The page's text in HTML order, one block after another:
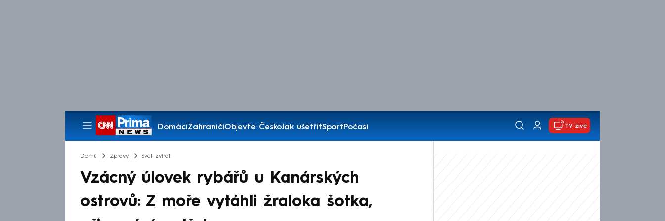
DomácíZahraničíObjevte ČeskoJak ušetřitSportPočasí
Pořady
TV živě
Domů Zprávy Svět zvířat
Vzácný úlovek rybářů u Kanárských
ostrovů: Z moře vytáhli žraloka šotka,